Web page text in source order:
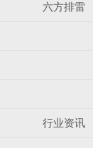
六方排雷
行业资讯